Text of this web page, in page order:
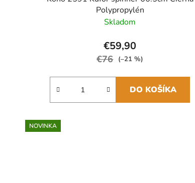
Polypropylén
Skladom
€59,90
€76 (–21 %)
DO KOŠÍKA
NOVINKA